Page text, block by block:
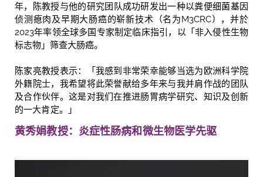
年，陈教授与他的研究团队成功研发出一种以粪便细菌基因
侦测瘜肉及早期大肠癌的崭新技术（名为M3CRC），并於
2023年率领全球多国专家制定临床指引，以「非入侵性生物
标志物」筛查大肠癌。
陈家亮教授表示：「我感到非常荣幸能够当选为欧洲科学院
外籍院士，我希望将此荣誉献给多年来与我并肩作战的团队
及合作伙伴。这是对我们在推进肠胃病学研究、知识及创新
的一大肯定。」
黄秀娟教授：炎症性肠病和微生物医学先驱